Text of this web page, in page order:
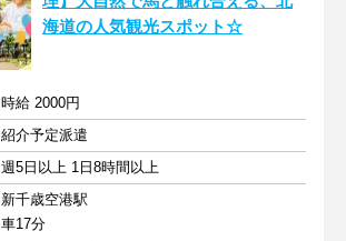
海道の人気観光スポット☆
時給 2000円
紹介予定派遣
週5日以上 1日8時間以上
新千歳空港駅
車17分